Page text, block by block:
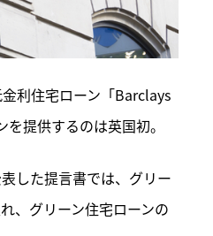
利住宅ローン「Barclays
提供するのは英国初。
した提言書では、グリー
、グリーン住宅ローンの